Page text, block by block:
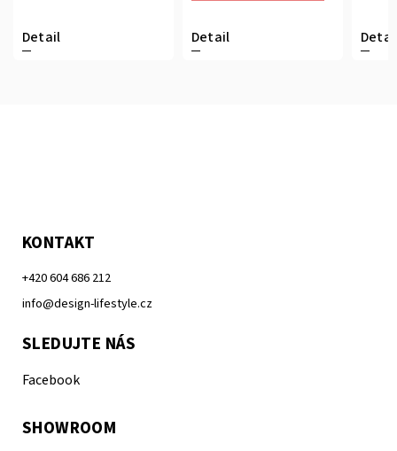
KONTAKT
+420 604 686 212
info@design-lifestyle.cz
SLEDUJTE NÁS
Facebook
SHOWROOM